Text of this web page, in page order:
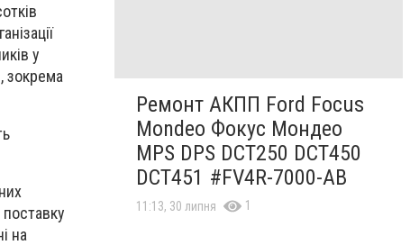
у
зокрема
на
Ремонт АКПП Ford Focus
Mondeo Фокус Мондео
MPS DPS DCT250 DCT450
DCT451 #FV4R-7000-AB
11:13, 30 липня 1